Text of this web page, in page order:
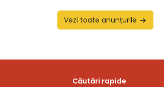
Vezi toate anunțurile
Căutări rapide